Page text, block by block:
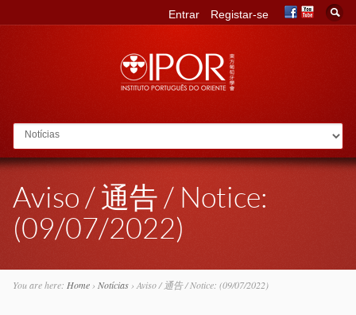
Go to:
Entrar Registar-se
Aviso / 通告 / Notice:
(09/07/2022)
You are here: Home› Notícias› Aviso / 通告 / Notice: (09/07/2022)